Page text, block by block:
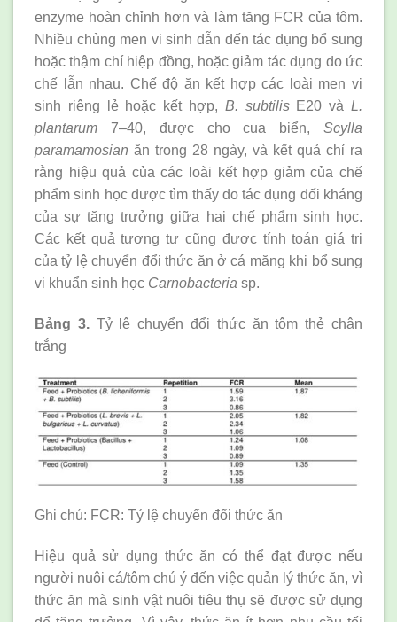
enzyme hoàn chỉnh hơn và làm tăng FCR của tôm.
Nhiều chủng men vi sinh dẫn đến tác dụng bổ sung
hoặc thậm chí hiệp đồng, hoặc giảm tác dụng do ức
chế lẫn nhau. Chế độ ăn kết hợp các loài men vi
sinh riêng lẻ hoặc kết hợp, B. subtilisE20 vàL.
plantarum 7–40, được cho cua biển, Scylla
paramamosian ăn trong 28 ngày, và kết quả chỉ ra
rằng hiệu quả của các loài kết hợp giảm của chế
phẩm sinh học được tìm thấy do tác dụng đối kháng
của sự tăng trưởng giữa hai chế phẩm sinh học.
Các kết quả tương tự cũng được tính toán giá trị
của tỷ lệ chuyển đổi thức ăn ở cá măng khi bổ sung
vi khuẩn sinh học Carnobacteria sp.
Bảng 3.Tỷ lệ chuyển đổi thức ăn tôm thẻ chân
trắng
Ghi chú: FCR: Tỷ lệ chuyển đổi thức ăn
Hiệu quả sử dụng thức ăn có thể đạt được nếu
người nuôi cá/tôm chú ý đến việc quản lý thức ăn, vì
thức ăn mà sinh vật nuôi tiêu thụ sẽ được sử dụng